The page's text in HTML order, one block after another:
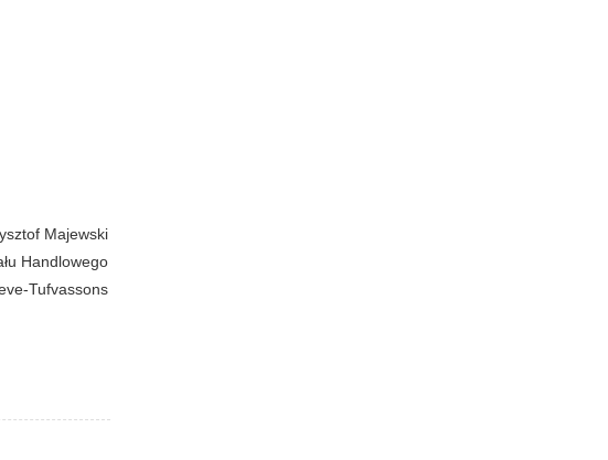
Majewski
Handlowego
Tufvassons